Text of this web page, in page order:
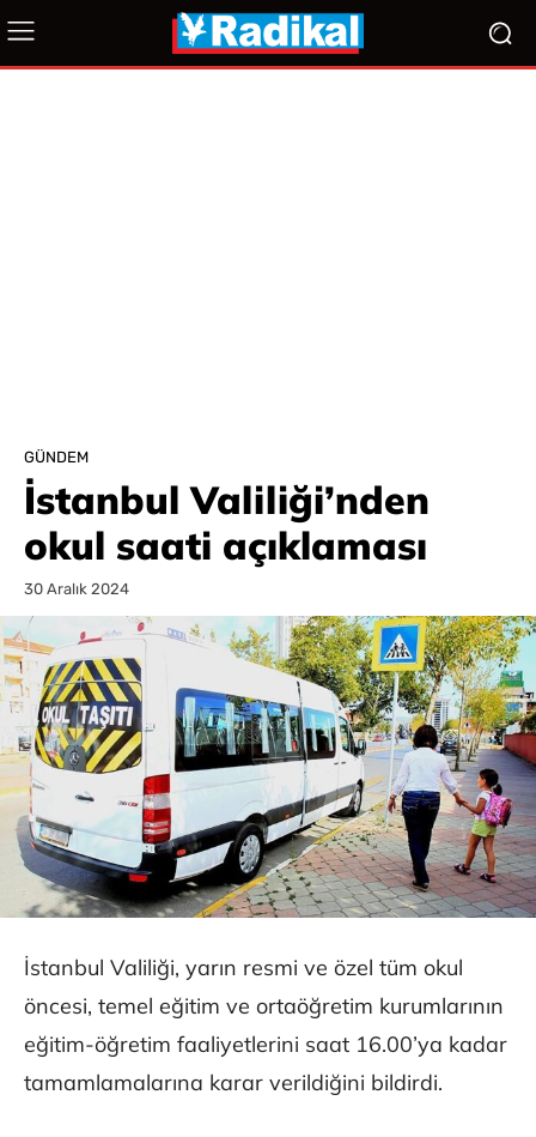
GÜNDEM
İstanbul Valiliği’nden
okul saati açıklaması
30 Aralık 2024
İstanbul Valiliği, yarın resmi ve özel tüm okul
öncesi, temel eğitim ve ortaöğretim kurumlarının
eğitim-öğretim faaliyetlerini saat 16.00’ya kadar
tamamlamalarına karar verildiğini bildirdi.